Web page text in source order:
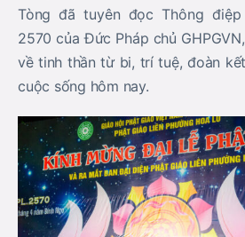
Tòng đã tuyên đọc Thông
2570 của Đức Pháp chủ
về tinh thần từ bi, trí tuệ, đoàn
cuộc sống hôm nay.